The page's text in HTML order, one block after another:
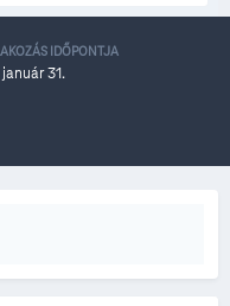
IDŐPONTJA
31.